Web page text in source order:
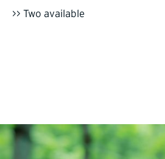
>> Two available